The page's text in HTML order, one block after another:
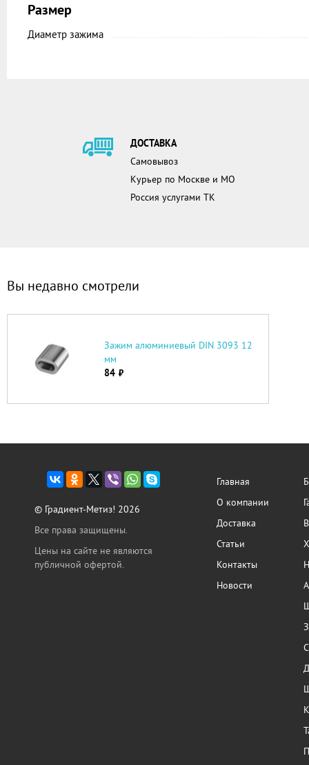
Размер
Диаметр зажима
ДОСТАВКА
Самовывоз
Курьер по Москве и МО
Россия услугами ТК
Вы недавно смотрели
Зажим алюминиевый DIN 3093 12
мм
84 руб.
© Градиент-Метиз! 2026
Все права защищены.
Цены на сайте не являются
публичной офертой.
Главная
О компании
Доставка
Статьи
Контакты
Новости